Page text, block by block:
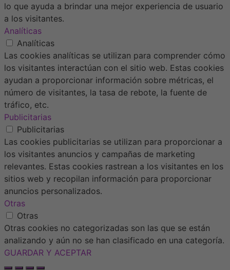
lo que ayuda a brindar una mejor experiencia de usuario
a los visitantes.
Analíticas
Analíticas
Las cookies analíticas se utilizan para comprender cómo
los visitantes interactúan con el sitio web. Estas cookies
ayudan a proporcionar información sobre métricas, el
número de visitantes, la tasa de rebote, la fuente de
tráfico, etc.
Publicitarias
Publicitarias
Las cookies publicitarias se utilizan para proporcionar a
los visitantes anuncios y campañas de marketing
relevantes. Estas cookies rastrean a los visitantes en los
sitios web y recopilan información para proporcionar
anuncios personalizados.
Otras
Otras
Otras cookies no categorizadas son las que se están
analizando y aún no se han clasificado en una categoría.
GUARDAR Y ACEPTAR